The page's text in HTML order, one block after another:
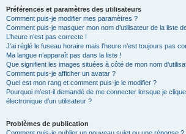
Préférences et paramètres des utilisateurs
Comment puis-je modifier mes paramètres ?
Comment puis-je masquer mon nom d’utilisateur de la liste
L’heure n’est pas correcte !
J’ai réglé le fuseau horaire mais l’heure n’est toujours pas
Ma langue n’apparaît pas dans la liste !
Que signifient les images situées à côté de mon nom
Comment puis-je afficher un avatar ?
Quel est mon rang et comment puis-je le modifier ?
Pourquoi m’est-il demandé de me connecter lorsque je
électronique d’un utilisateur ?
Problèmes de publication